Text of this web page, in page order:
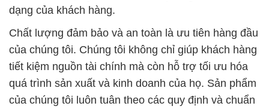
dạng của khách hàng.
Chất lượng đảm bảo và an toàn là ưu tiên hàng đầu
của chúng tôi. Chúng tôi không chỉ giúp khách hàng
tiết kiệm nguồn tài chính mà còn hỗ trợ tối ưu hóa
quá trình sản xuất và kinh doanh của họ. Sản phẩm
của chúng tôi luôn tuân theo các quy định và chuẩn